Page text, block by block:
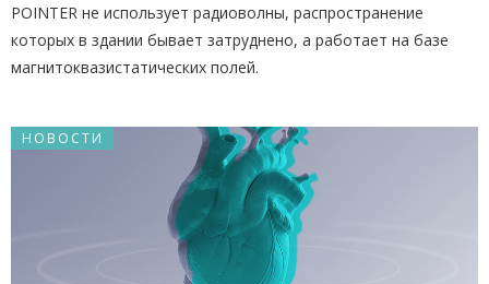
POINTER не использует радиоволны, распространение
которых в здании бывает затруднено, а работает на базе
магнитоквазистатических полей.
НОВОСТИ